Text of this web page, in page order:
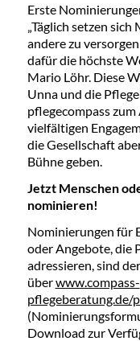
Erste
„Täglich setzen
andere zu
dafür die höchste
Mario Löhr. Diese
Unna und die
pflegecompass
vielfältigen
die Gesellschaft
Bühne geben.
Jetzt Menschen
nominieren!
Nominierungen für
oder Angebote, die
adressieren, sind
überwww.compass-
pflegeberatung.de/
Download zur